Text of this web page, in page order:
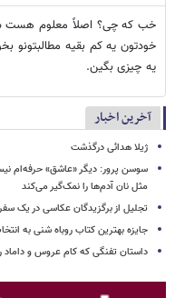
خب که چی؟ اصلاً معلوم هست
خودتون یه کم بقیه
یه چیزی بگین.
آخرین اخبار
ژیلا هدائی درگذشت
مثل نان آدم‌ها را نمک‌گیر می‌کند
تجلیل از برگزیدگان عکاسی در یک سفر
جایزه بهترین کتاب روباه شنی به
داستان تفنگی که کام عروس و داماد